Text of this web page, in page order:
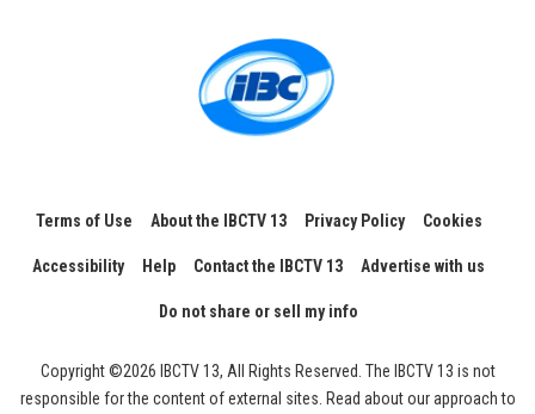
Terms of Use About the IBCTV 13 Privacy Policy Cookies
Accessibility Help Contact the IBCTV 13 Advertise with us
Do not share or sell my info
Copyright ©2026 IBCTV 13, All Rights Reserved. The IBCTV 13 is not
responsible for the content of external sites. Read about our approach to